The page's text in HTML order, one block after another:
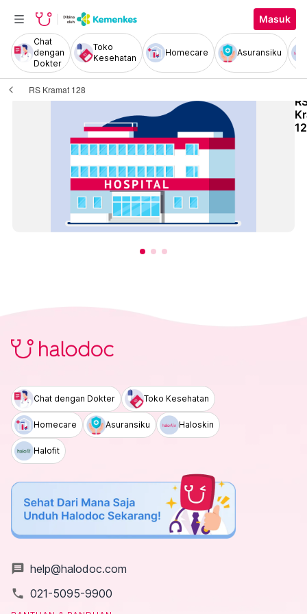
Masuk
Chat
dengan
Dokter
Toko
Kesehatan
Homecare Asuransiku
RS Kramat 128
Chat dengan Dokter Toko Kesehatan
Homecare Asuransiku Haloskin
Halofit
message help@halodoc.com
local_phone 021-5095-9900